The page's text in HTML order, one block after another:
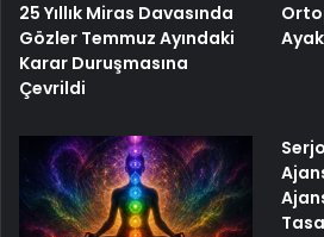
25 Yıllık Miras Davasında
Gözler Temmuz Ayındaki
Karar Duruşmasına
Çevrildi